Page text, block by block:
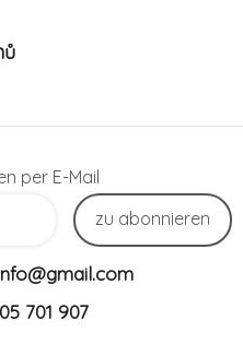
per E-Mail
zu abonnieren
701 907